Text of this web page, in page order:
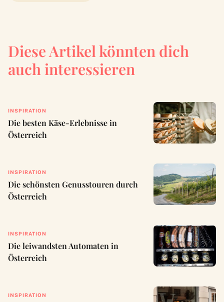
Diese Artikel könnten dich
auch interessieren
INSPIRATION
Die besten Käse-Erlebnisse in
Österreich
INSPIRATION
Die schönsten Genusstouren durch
Österreich
INSPIRATION
Die leiwandsten Automaten in
Österreich
INSPIRATION